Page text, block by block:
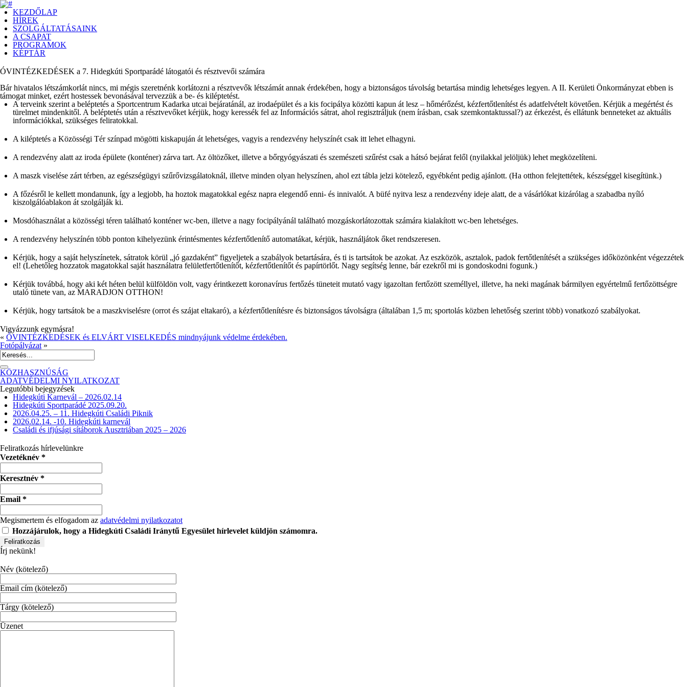
KEZDŐLAP
HÍREK
SZOLGÁLTATÁSAINK
A CSAPAT
PROGRAMOK
KÉPTÁR
ÓVINTÉZKEDÉSEK a 7. Hidegkúti Sportparádé látogatói és résztvevői számára
Bár hivatalos létszámkorlát nincs, mi mégis szeretnénk korlátozni a résztvevők létszámát annak érdekében, hogy a biztonságos távolság betartása mindig lehetséges legyen. A II. Kerületi Önkormányzat ebben is
támogat minket, ezért hostessek bevonásával tervezzük a be- és kiléptetést.
A terveink szerint a beléptetés a Sportcentrum Kadarka utcai bejáratánál, az irodaépület és a kis focipálya közötti kapun át lesz – hőmérőzést, kézfertőtlenítést és adatfelvételt követően. Kérjük a megértést és
türelmet mindenkitől. A beléptetés után a résztvevőket kérjük, hogy keressék fel az Információs sátrat, ahol regisztráljuk (nem írásban, csak szemkontaktussal?) az érkezést, és ellátunk benneteket az aktuális
információkkal, szükséges feliratokkal.
A kiléptetés a Közösségi Tér színpad mögötti kiskapuján át lehetséges, vagyis a rendezvény helyszínét csak itt lehet elhagyni.
A rendezvény alatt az iroda épülete (konténer) zárva tart. Az öltözőket, illetve a bőrgyógyászati és szemészeti szűrést csak a hátsó bejárat felől (nyilakkal jelöljük) lehet megközelíteni.
A maszk viselése zárt térben, az egészségügyi szűrővizsgálatoknál, illetve minden olyan helyszínen, ahol ezt tábla jelzi kötelező, egyébként pedig ajánlott. (Ha otthon felejtettétek, készséggel kisegítünk.)
A főzésről le kellett mondanunk, így a legjobb, ha hoztok magatokkal egész napra elegendő enni- és innivalót. A büfé nyitva lesz a rendezvény ideje alatt, de a vásárlókat kizárólag a szabadba nyíló
kiszolgálóablakon át szolgálják ki.
Mosdóhasználat a közösségi téren található konténer wc-ben, illetve a nagy focipályánál található mozgáskorlátozottak számára kialakított wc-ben lehetséges.
A rendezvény helyszínén több ponton kihelyezünk érintésmentes kézfertőtlenítő automatákat, kérjük, használjátok őket rendszeresen.
Kérjük, hogy a saját helyszínetek, sátratok körül „jó gazdaként” figyeljetek a szabályok betartására, és ti is tartsátok be azokat. Az eszközök, asztalok, padok fertőtlenítését a szükséges időközönként végezzétek
el! (Lehetőleg hozzatok magatokkal saját használatra felületfertőtlenítőt, kézfertőtlenítőt és papírtörlőt. Nagy segítség lenne, bár ezekről mi is gondoskodni fogunk.)
Kérjük továbbá, hogy aki két héten belül külföldön volt, vagy érintkezett koronavírus fertőzés tüneteit mutató vagy igazoltan fertőzött személlyel, illetve, ha neki magának bármilyen egyértelmű fertőzöttségre
utaló tünete van, az MARADJON OTTHON!
Kérjük, hogy tartsátok be a maszkviselésre (orrot és szájat eltakaró), a kézfertőtlenítésre és biztonságos távolságra (általában 1,5 m; sportolás közben lehetőség szerint több) vonatkozó szabályokat.
Vigyázzunk egymásra!
« ÓVINTÉZKEDÉSEK és ELVÁRT VISELKEDÉS mindnyájunk védelme érdekében.
Fotópályázat »
KÖZHASZNÚSÁG
ADATVÉDELMI NYILATKOZAT
Legutóbbi bejegyzések
Hidegkúti Karnevál – 2026.02.14
Hidegkúti Sportparádé 2025.09.20.
2026.04.25. – 11. Hidegkúti Családi Piknik
2026.02.14. -10. Hidegkúti karnevál
Családi és ifjúsági sítáborok Ausztriában 2025 – 2026
Feliratkozás hírlevelünkre
Vezetéknév *
Keresztnév *
Email *
Megismertem és elfogadom az adatvédelmi nyilatkozatot
Hozzájárulok, hogy a Hidegkúti Családi Iránytű Egyesület hírlevelet küldjön számomra.
Írj nekünk!
Név (kötelező)
Email cím (kötelező)
Tárgy (kötelező)
Üzenet